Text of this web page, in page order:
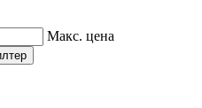
Макс. цена